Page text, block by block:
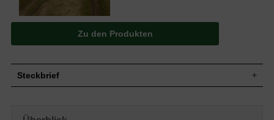
Zu den Produkten
Steckbrief